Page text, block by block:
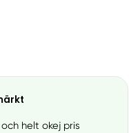
helt okej pris